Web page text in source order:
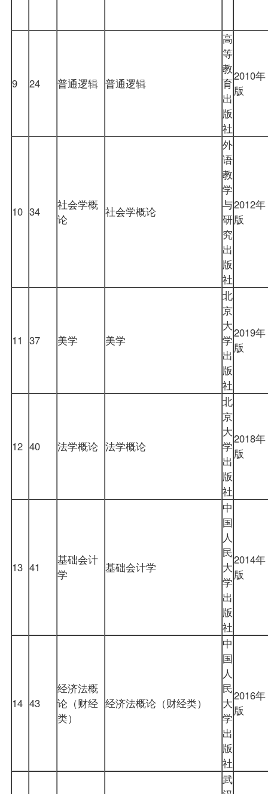
9 24 普通逻辑 普通逻辑
高
等
教
育
出
版
社
2010年
版
10 34
社会学概
论
社会学概论
外
语
教
学
与
研
究
出
版
社
2012年
版
11 37 美学 美学
北
京
大
学
出
版
社
2019年
版
12 40 法学概论 法学概论
北
京
大
学
出
版
社
2018年
版
13 41
基础会计
学
基础会计学
中
国
人
民
大
学
出
版
社
2014年
版
14 43
经济法概
论（财经
类）
经济法概论（财经类）
中
国
人
民
大
学
出
版
社
2016年
版
武